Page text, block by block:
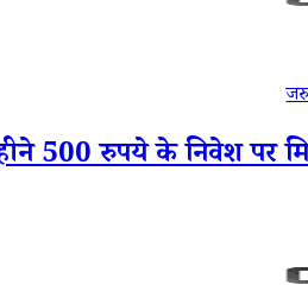
500 रुपये के निवेश पर